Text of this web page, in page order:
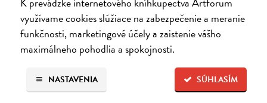
využívame cookies slúžiace na zabezpečenie a meranie
funkčnosti, marketingové účely a zaistenie vášho
maximálneho pohodlia a spokojnosti.
SÚHLASÍM
NASTAVENIA
Dominik Mokoš OFM (1718-1776) a jeho
kazateľská tvorba
Škovierová Angela| Kniha
Ide o titul, ktorým naše vydavateľstvo pokračuje v mapovaní
františkánskeho príspevku k našej kultúre. Františkán Dominik
Mokoš patril medzi najplodnejších a najpozoruhodnejších slovenských
autorov homiletickej…
Zasielame do 14 dní